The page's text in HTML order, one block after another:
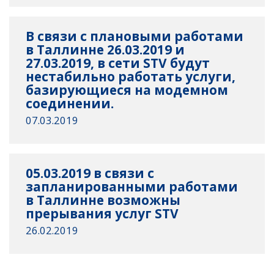
В связи с плановыми работами
в Таллинне 26.03.2019 и
27.03.2019, в сети STV будут
нестабильно работать услуги,
базирующиеся на модемном
соединении.
07.03.2019
05.03.2019 в связи с
запланированными работами
в Таллинне возможны
прерывания услуг STV
26.02.2019